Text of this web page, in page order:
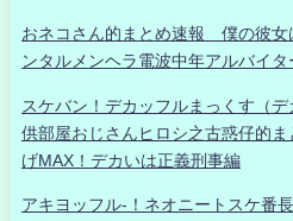
おネコさん的まとめ速報 僕の彼女
ンタルメンヘラ電波中年アルバイ
スケバン！デカッフルまっくす（
供部屋おじさんヒロシ之古惑仔的
げMAX！デカいは正義刑事編
アキヨッフル-！ネオニートスケ番